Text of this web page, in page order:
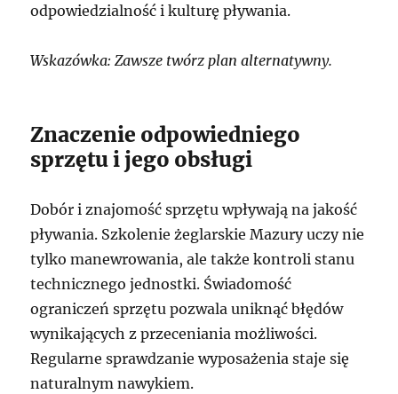
odpowiedzialność i kulturę pływania.
Wskazówka: Zawsze twórz plan alternatywny.
Znaczenie odpowiedniego
sprzętu i jego obsługi
Dobór i znajomość sprzętu wpływają na jakość
pływania. Szkolenie żeglarskie Mazury uczy nie
tylko manewrowania, ale także kontroli stanu
technicznego jednostki. Świadomość
ograniczeń sprzętu pozwala uniknąć błędów
wynikających z przeceniania możliwości.
Regularne sprawdzanie wyposażenia staje się
naturalnym nawykiem.